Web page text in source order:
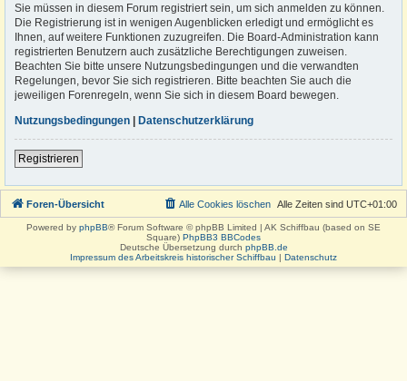
Sie müssen in diesem Forum registriert sein, um sich anmelden zu können.
Die Registrierung ist in wenigen Augenblicken erledigt und ermöglicht es
Ihnen, auf weitere Funktionen zuzugreifen. Die Board-Administration kann
registrierten Benutzern auch zusätzliche Berechtigungen zuweisen.
Beachten Sie bitte unsere Nutzungsbedingungen und die verwandten
Regelungen, bevor Sie sich registrieren. Bitte beachten Sie auch die
jeweiligen Forenregeln, wenn Sie sich in diesem Board bewegen.
Nutzungsbedingungen | Datenschutzerklärung
Registrieren
Foren-Übersicht Alle Zeiten sind UTC+01:00
Alle Cookies löschen
Powered by phpBB® Forum Software © phpBB Limited | AK Schiffbau (based on SE
Square) PhpBB3 BBCodes
Deutsche Übersetzung durch phpBB.de
Impressum des Arbeitskreis historischer Schiffbau | Datenschutz